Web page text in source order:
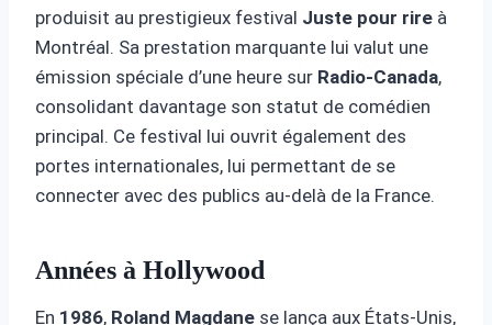
produisit au prestigieux festival Juste pour rire à
Montréal. Sa prestation marquante lui valut une
émission spéciale d’une heure sur Radio-Canada,
consolidant davantage son statut de comédien
principal. Ce festival lui ouvrit également des
portes internationales, lui permettant de se
connecter avec des publics au-delà de la France.
Années à Hollywood
En 1986, Roland Magdane se lança aux États-Unis,